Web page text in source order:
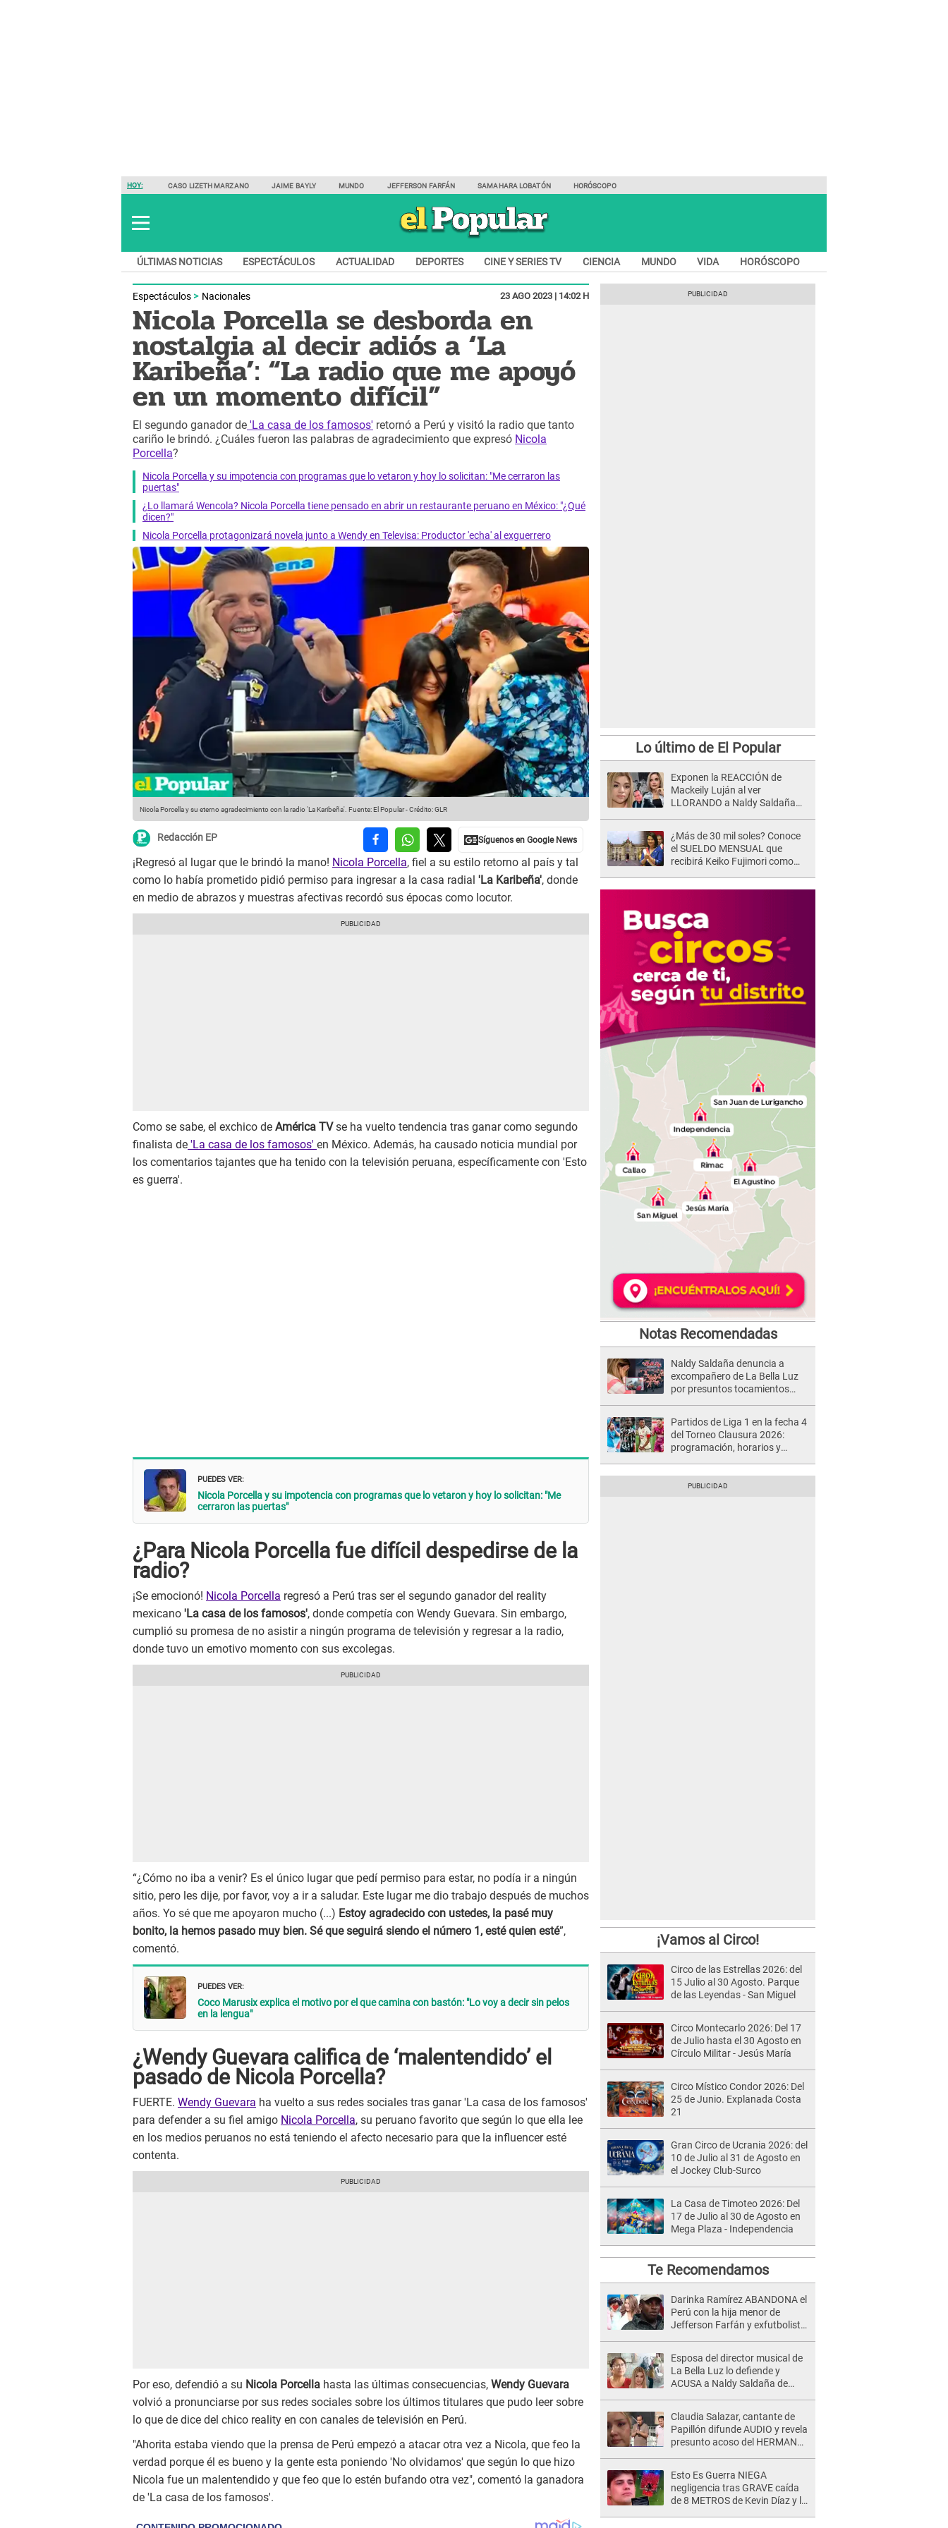
HOY: CASO LIZETH MARZANO JAIME BAYLY MUNDO JEFFERSON FARFÁN SAMAHARA LOBATÓN HORÓSCOPO
ÚLTIMAS NOTICIAS ESPECTÁCULOS ACTUALIDAD DEPORTES CINE Y SERIES TV CIENCIA MUNDO VIDA HORÓSCOPO
Espectáculos Nacionales 23 AGO 2023 | 14:02 H
Nicola Porcella se desborda en
nostalgia al decir adiós a ‘La
Karibeña’: “La radio que me apoyó
en un momento difícil”
El segundo ganador de 'La casa de los famosos' retornó a Perú y visitó la radio que tanto
cariño le brindó. ¿Cuáles fueron las palabras de agradecimiento que expresó Nicola
Porcella?
Nicola Porcella y su impotencia con programas que lo vetaron y hoy lo solicitan: "Me cerraron las
puertas"
¿Lo llamará Wencola? Nicola Porcella tiene pensado en abrir un restaurante peruano en México: "¿Qué
dicen?"
Nicola Porcella protagonizará novela junto a Wendy en Televisa: Productor 'echa' al exguerrero
Nicola Porcella y su eterno agradecimiento con la radio 'La Karibeña'. Fuente: El Popular-Crédito: GLR
Redacción EP
¡Regresó al lugar que le brindó la mano! Nicola Porcella, fiel a su estilo retorno al país y tal
como lo había prometido pidió permiso para ingresar a la casa radial 'La Karibeña', donde
en medio de abrazos y muestras afectivas recordó sus épocas como locutor.
Como se sabe, el exchico de América TVse ha vuelto tendencia tras ganar como segundo
finalista de 'La casa de los famosos' en México. Además, ha causado noticia mundial por
los comentarios tajantes que ha tenido con la televisión peruana, específicamente con 'Esto
es guerra'.
PUEDES VER:
Nicola Porcella y su impotencia con programas que lo vetaron y hoy lo solicitan: "Me
cerraron las puertas"
¿Para Nicola Porcella fue difícil despedirse de la
radio?
¡Se emocionó! Nicola Porcella regresó a Perú tras ser el segundo ganador del reality
mexicano 'La casa de los famosos', donde competía con Wendy Guevara. Sin embargo,
cumplió su promesa de no asistir a ningún programa de televisión y regresar a la radio,
donde tuvo un emotivo momento con sus excolegas.
“¿Cómo no iba a venir? Es el único lugar que pedí permiso para estar, no podía ir a ningún
sitio, pero les dije, por favor, voy a ir a saludar. Este lugar me dio trabajo después de muchos
años. Yo sé que me apoyaron mucho (...) Estoy agradecido con ustedes, la pasé muy
bonito, la hemos pasado muy bien. Sé que seguirá siendo el número 1, esté quien esté”,
comentó.
PUEDES VER:
Coco Marusix explica el motivo por el que camina con bastón: "Lo voy a decir sin pelos
en la lengua"
¿Wendy Guevara califica de ‘malentendido’ el
pasado de Nicola Porcella?
FUERTE. Wendy Guevara ha vuelto a sus redes sociales tras ganar 'La casa de los famosos'
para defender a su fiel amigo Nicola Porcella, su peruano favorito que según lo que ella lee
en los medios peruanos no está teniendo el afecto necesario para que la influencer esté
contenta.
Por eso, defendió a su Nicola Porcella hasta las últimas consecuencias, Wendy Guevara
volvió a pronunciarse por sus redes sociales sobre los últimos titulares que pudo leer sobre
lo que de dice del chico reality en con canales de televisión en Perú.
"Ahorita estaba viendo que la prensa de Perú empezó a atacar otra vez a Nicola, que feo la
verdad porque él es bueno y la gente esta poniendo 'No olvidamos' que según lo que hizo
Nicola fue un malentendido y que feo que lo estén bufando otra vez", comentó la ganadora
de 'La casa de los famosos'.
Lo último de El Popular
Exponen la REACCIÓN de
Mackeily Luján al ver
LLORANDO a Naldy Saldaña
¿Más de 30 mil soles? Conoce
el SUELDO MENSUAL que
recibirá Keiko Fujimori como
Notas Recomendadas
Naldy Saldaña denuncia a
excompañero de La Bella Luz
por presuntos tocamientos
Partidos de Liga 1 en la fecha 4
del Torneo Clausura 2026:
programación, horarios y
¡Vamos al Circo!
Circo de las Estrellas 2026: del
15 Julio al 30 Agosto. Parque
de las Leyendas - San Miguel
Circo Montecarlo 2026: Del 17
de Julio hasta el 30 Agosto en
Círculo Militar - Jesús María
Circo Místico Condor 2026: Del
25 de Junio. Explanada Costa
21
Gran Circo de Ucrania 2026: del
10 de Julio al 31 de Agosto en
el Jockey Club-Surco
La Casa de Timoteo 2026: Del
17 de Julio al 30 de Agosto en
Mega Plaza - Independencia
Te Recomendamos
Darinka Ramírez ABANDONA el
Perú con la hija menor de
Jefferson Farfán y exfutbolista
Esposa del director musical de
La Bella Luz lo defiende y
ACUSA a Naldy Saldaña de
Claudia Salazar, cantante de
Papillón difunde AUDIO y revela
presunto acoso del HERMANO
shock"
Esto Es Guerra NIEGA
negligencia tras GRAVE caída
de 8 METROS de Kevin Díaz y lo